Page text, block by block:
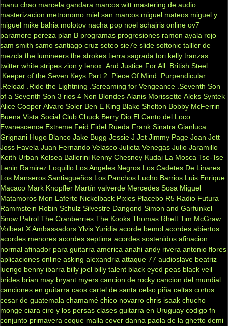
manu chao marcela gandara marcos witt mastering de audio
masterizacion metronomo miel san marcos miguel mateos miguel y
miguel mike bahia molotov nacha pop noel schajris online ov7
paramore pereza plan B programas progresiones ramon ayala rojo
sam smith samo santiago cruz seteo sie7e slide softonic talller de
mezcla the lumineers the strokes tierra sagrada tori kelly tranzas
twitter white stripes zion y lenox .And Justice For All .British Steel
.Keeper of the Seven Keys Part 2
.Piece Of Mind
.Purpendicular
.Reload
.Ride the Lightning .Screaming for Vengeance .Seventh Son
of a Seventh Son 3 rios 4 Non Blondes Alanis Morissette Aleks Syntek
Alice Cooper Alvaro Soler Ben E King Blake Shelton Bobby McFerrin
Buena Vista Social Club Chuck Berry Dio El Canto del Loco
Evanescence Extreme Feid Fidel Rueda Frank Sinatra Gianluca
Grignani Hugo Blanco Jake Bugg Jessie J Jet Jimmy Page Joan Jett
Joss Favela Juan Fernando Velasco Julieta Venegas Julio Jaramillo
Keith Urban Kelsea Ballerini Kenny Chesney Kudai La Mosca Tse-Tse
Lenin Ramirez Loquillo Los Angeles Negros Los Cadetes De Linares
Los Manseros Santiagueños Los Panchos Lucho Barrios Luis Enrique
Macaco Mark Knopfler Martín valverde Mercedes Sosa Miguel
Matamoros Mon Laferte Nickelback Pixies Placebo R5 Radio Futura
Rammstein Robin Schulz Silvestre Dangond Simon and Garfunkel
Snow Patrol The Cranberries The Kooks Thomas Rhett Tim McGraw
Volbeat X Ambassadors Ylvis Yuridia acorde bemol acordes abiertos
acordes menores acordes septima acordes sostenidos afinacion
normal afinador para guitarra america anahi andy rivera antonio flores
aplicaciones online asking alexandria attaque 77 audioslave beatriz
luengo benny ibarra billy joel billy talent black eyed peas black veil
brides brian may bryant myers cancion de rocky cancion del mundial
canciones en guitarra caos cartel de santa celso piña celtas cortos
cesar de guatemala chamamé chico novarro chris isaak chucho
monge ciara ciro y los persas clases guitarra en Uruguay codigo fn
conjunto primavera coque malla cover danna paola de la ghetto demi